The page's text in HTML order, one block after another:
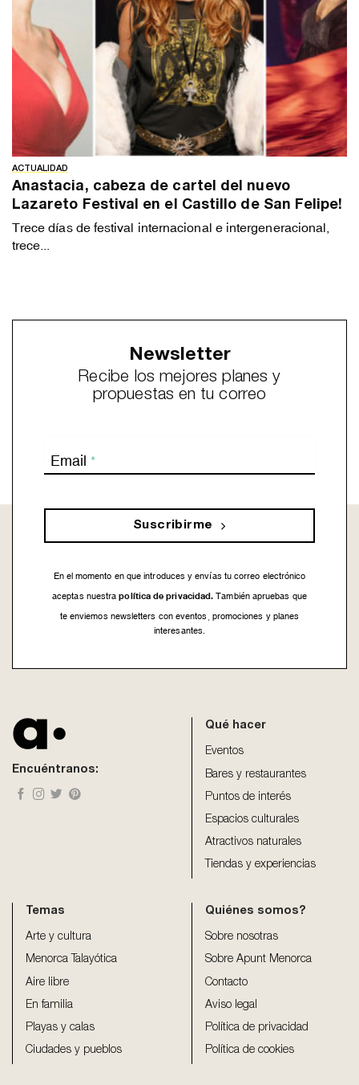
ACTUALIDAD
Anastacia, cabeza de cartel del nuevo
Lazareto Festival en el Castillo de San Felipe!
Trece días de festival internacional e intergeneracional,
trece...
Newsletter
Recibe los mejores planes y
propuestas en tu correo
Email *
Suscribirme
En el momento en que introduces y envías tu correo electrónico
aceptas nuestra política de privacidad. También apruebas que
te enviemos newsletters con eventos, promociones y planes
interesantes.
left
Encuéntranos:
Qué hacer
Eventos
Bares y restaurantes
Puntos de interés
Espacios culturales
Atractivos naturales
Tiendas y experiencias
Temas
Arte y cultura
Menorca Talayótica
Aire libre
En familia
Playas y calas
Ciudades y pueblos
Quiénes somos?
Sobre nosotras
Sobre Apunt Menorca
Contacto
Aviso legal
Política de privacidad
Política de cookies